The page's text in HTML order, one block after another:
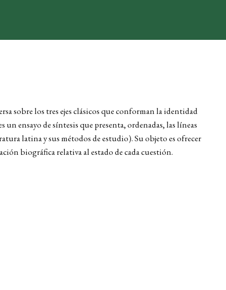
sobre los tres ejes clásicos que conforman la identidad
ensayo de síntesis que presenta, ordenadas, las líneas
latina y sus métodos de estudio). Su objeto es ofrecer
biográfica relativa al estado de cada cuestión.